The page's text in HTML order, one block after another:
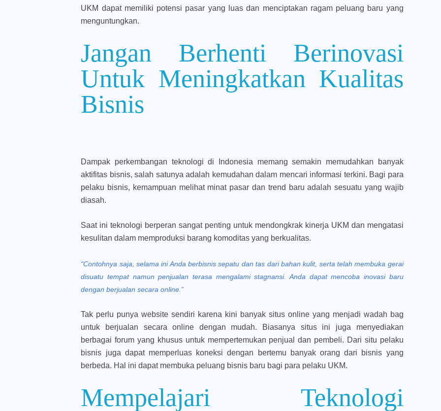
UKM dapat memiliki potensi pasar yang luas dan menciptakan ragam peluang baru yang
menguntungkan.
Jangan Berhenti Berinovasi
Untuk Meningkatkan Kualitas
Bisnis
Dampak perkembangan teknologi di Indonesia memang semakin memudahkan banyak
aktifitas bisnis, salah satunya adalah kemudahan dalam mencari informasi terkini. Bagi para
pelaku bisnis, kemampuan melihat minat pasar dan trend baru adalah sesuatu yang wajib
diasah.
Saat ini teknologi berperan sangat penting untuk mendongkrak kinerja UKM dan mengatasi
kesulitan dalam memproduksi barang komoditas yang berkualitas.
“Contohnya saja, selama ini Anda berbisnis sepatu dan tas dari bahan kulit, serta telah membuka gerai
disuatu tempat namun penjualan terasa mengalami stagnansi. Anda dapat mencoba inovasi baru
dengan berjualan secara online.”
Tak perlu punya website sendiri karena kini banyak situs online yang menjadi wadah bag
untuk berjualan secara online dengan mudah. Biasanya situs ini juga menyediakan
berbagai forum yang khusus untuk mempertemukan penjual dan pembeli. Dari situ pelaku
bisnis juga dapat memperluas koneksi dengan bertemu banyak orang dari bisnis yang
berbeda. Hal ini dapat membuka peluang bisnis baru bagi para pelaku UKM.
Mempelajari Teknologi